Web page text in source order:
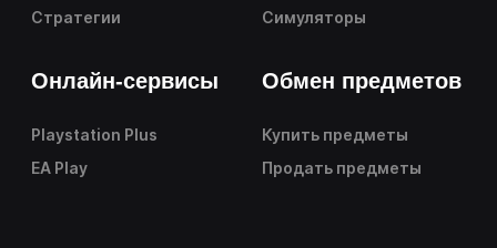
Стратегии
Симуляторы
Онлайн-сервисы
Playstation Plus
EA Play
Обмен предметов
Купить предметы
Продать предметы